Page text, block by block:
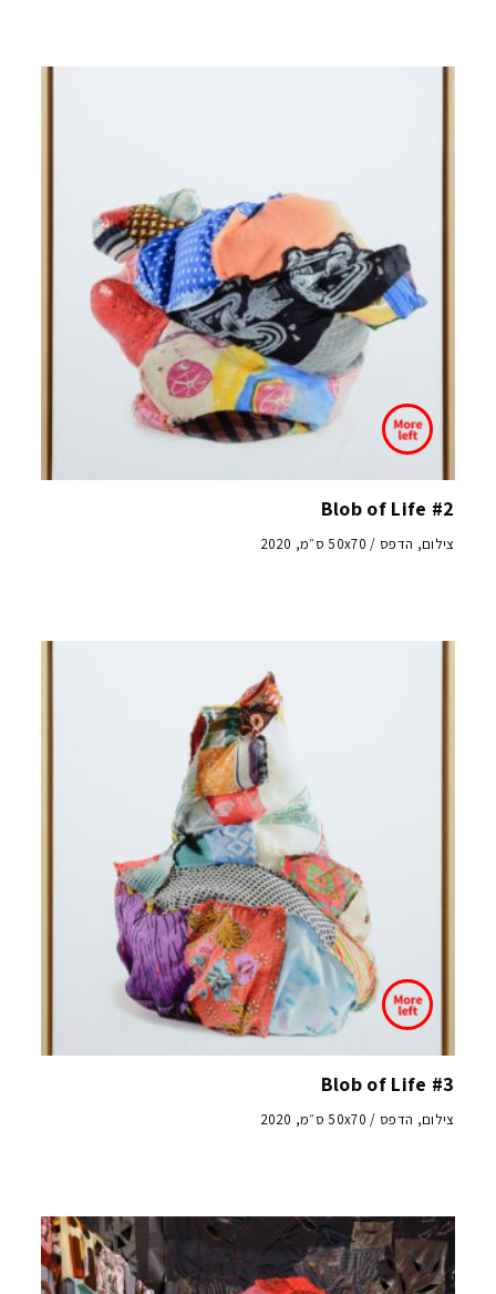
Blob of Life #2
צילום, הדפס / 50x70 ס״מ, 2020
Blob of Life #3
צילום, הדפס / 50x70 ס״מ, 2020